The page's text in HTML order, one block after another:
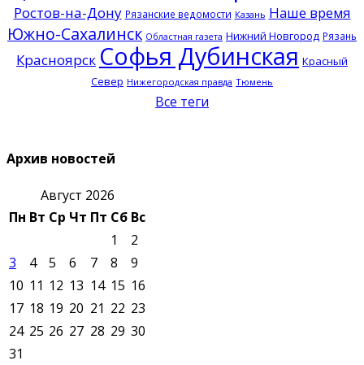
Ростов-на-Дону Рязанские ведомости Казань Наше время
Южно-Сахалинск Областная газета Нижний Новгород Рязань
Красноярск Софья Дубинская Красный
Север Нижегородская правда Тюмень
Все теги
Архив новостей
Август 2026
Пн Вт Ср Чт Пт Сб Вс
1
2
3
4 5 6 7 8
9
10 11 12 13 14 15 16
17 18 19 20 21 22 23
24 25 26 27 28 29 30
31